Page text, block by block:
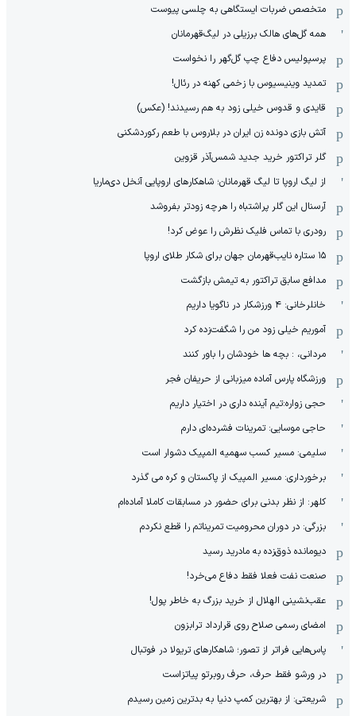
متخصص ضربات ایستگاهی به چلسی پیوست
همه گل‌های هالک برزیلی در لیگ‌قهرمانان
پرسپولیس دفاع چپ گل‌گهر را نخواست
تمدید وینیسیوس با زخمی کهنه در رئال!
قایدی و قدوس خیلی زود به هم رسیدند! (عکس)
آتش بازی دونده زن ایران در بلاروس با طعم رکوردشکنی
گلر تراکتور خرید جدید شمس‌آذر قزوین
از لیگ اروپا تا لیگ قهرمانان؛ شاهکارهای اروپایی آنخل دی‌ماریا
آرسنال این گلر پراشتباه را هرچه زودتر بفروشد
رودری با تماس فلیک نظرش را عوض کرد!
١۵ ستاره نایب‌قهرمان جهان برای شکار طلای اروپا
مدافع سابق تراکتور به تیمش بازگشت
خانلرخانی: ۴ ورزشکار در ناگویا داریم
آموریم خیلی زود من را شگفت‌زده کرد
مردانی، : بچه ها خودشان را باور کنند
ورزشگاه پارس آماده میزبانی از حریفان فجر
حجی زواره:تیم آینده داری در اختیار داریم
حاجی موسایی: تمرینات فشرده‌ای دارم
سلیمی: مسیر کسب سهمیه المپیک دشوار است
برخورداری: مسیر المپیک از پاکستان و کره می گذرد
کلهر: از نظر بدنی برای حضور در مسابقات کاملا آماده‌ام
بزرگی: در دوران محرومیت تمریناتم را قطع نکردم
دیومانده ذوق‌زده به مادرید رسید
صنعت نفت فعلا فقط دفاع می‌خرد!
عقب‌نشینی الهلال از خرید بزرگ به خاطر پول!
امضای رسمی صلاح روی قرارداد ترابزون
پاس‌هایی فراتر از تصور؛ شاهکارهای تریولا در فوتبال
در ورشو فقط حرف، حرف روبرتو پیاتزاست
شریعتی: از بهترین کمپ‌ دنیا به بدترین زمین‌ رسیدم